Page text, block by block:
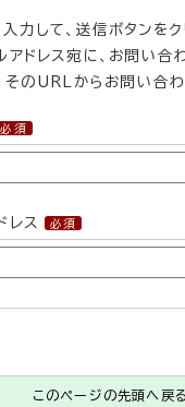
力して、送信ボタンをク
アドレス宛に、お問い合
そのURLからお問い合わ
レス
このページの先頭へ戻る